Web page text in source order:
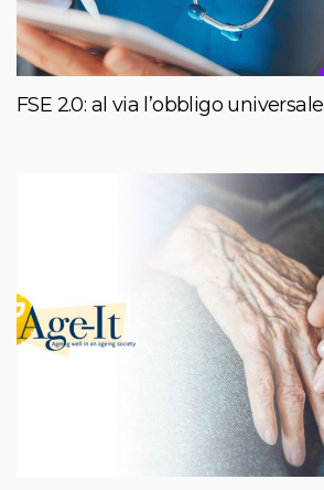
FSE 2.0: al via l’obbligo universale